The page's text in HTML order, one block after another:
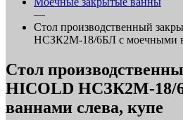
—
Стол производственный
НСЗК2М-18/6БЛ с моечными
Стол
HICOLD НСЗК2М-18/
ваннами слева, купе